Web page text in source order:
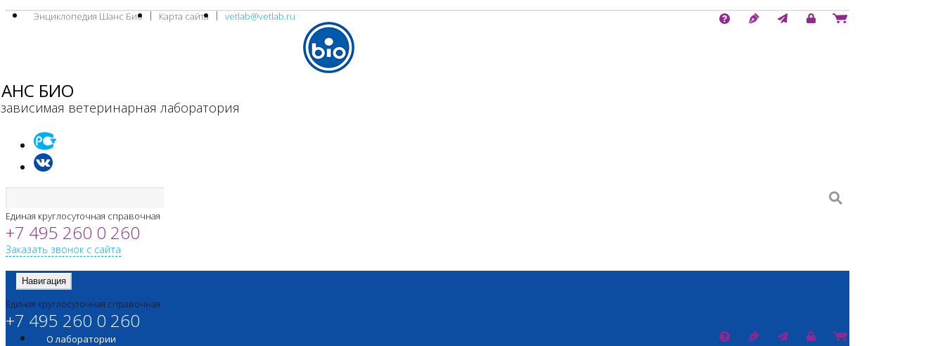
Энциклопедия Шанс Био Карта сайта vetlab@vetlab.ru
БИО
ветеринарная лаборатория
Единая круглосуточная справочная
+7 495 260 0 260
Заказать звонок с сайта
Навигация
Единая круглосуточная справочная
+7 495 260 0 260
О лаборатории